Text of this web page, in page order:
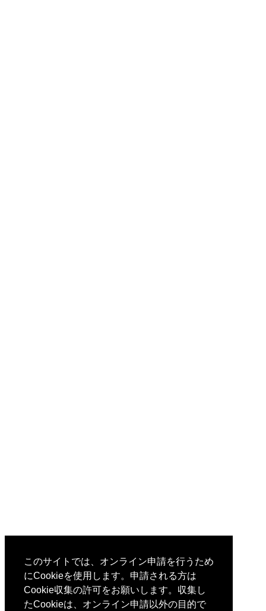
このサイトでは、オンライン申請を行うため
にCookieを使用します。申請される方は
Cookie収集の許可をお願いします。収集し
たCookieは、オンライン申請以外の目的で